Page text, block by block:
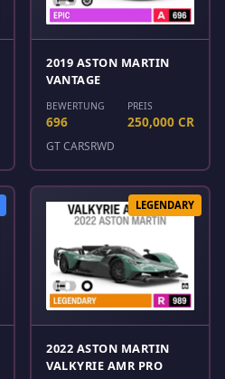
2019 ASTON MARTIN
VANTAGE
BEWERTUNG
696
PREIS
250,000 CR
GT CARSRWD
LEGENDARY
2022 ASTON MARTIN
VALKYRIE AMR PRO